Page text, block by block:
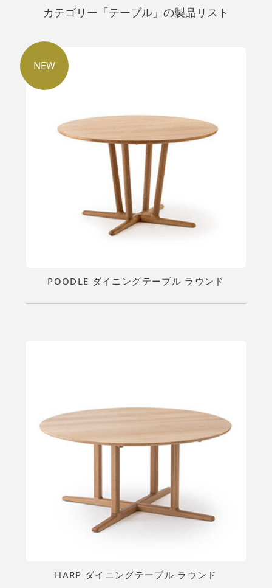
カテゴリー「テーブル」の製品リスト
NEW
POODLE ダイニングテーブル ラウンド
HARP ダイニングテーブル ラウンド